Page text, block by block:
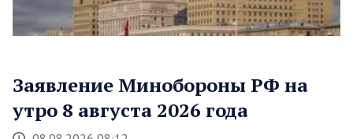
Заявление Минобороны РФ на
утро 8 августа 2026 года